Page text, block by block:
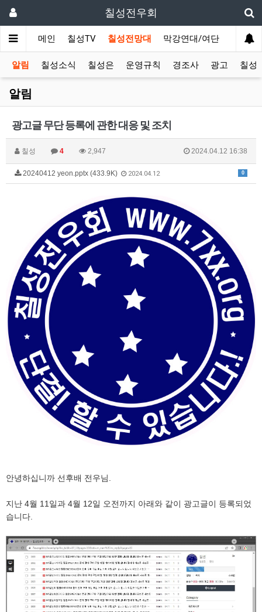
칠성전우회
메인 칠성TV 칠성전망대 막강연대/여단 사단
알림 칠성소식 칠성은 운영규칙 경조사 광고 칠성
알림
광고글 무단 등록에 관한 대응 및 조치
칠성 4 2,947 2024.04.12 16:38
0
20240412 yeon.pptx (433.9K) 2024.04.12
안녕하십니까 선후배 전우님.
지난 4월 11일과 4월 12일 오전까지 아래와 같이 광고글이 등록되었
습니다.